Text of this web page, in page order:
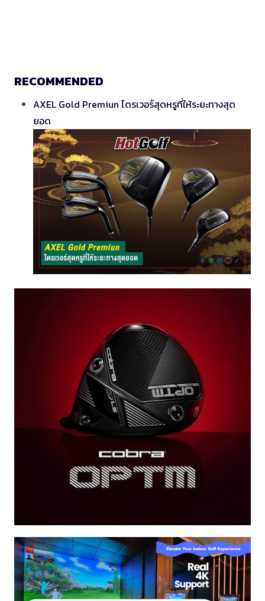
RECOMMENDED
AXEL Gold Premiun ไดรเวอร์สุดหรูที่ให้ระยะทางสุด
ยอด